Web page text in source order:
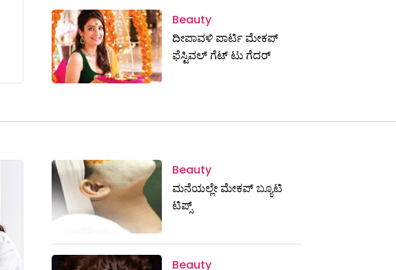
Beauty
ದೀಪಾವಳಿ ಪಾರ್ಟಿ ಮೇಕಪ್
ಫೆಸ್ಟಿವಲ್ ಗೆಟ್ ಟು ಗೆದರ್
Beauty
ಮನೆಯಲ್ಲೇ ಮೇಕಪ್ ಬ್ಯೂಟಿ
ಟಿಪ್ಸ್
Beauty